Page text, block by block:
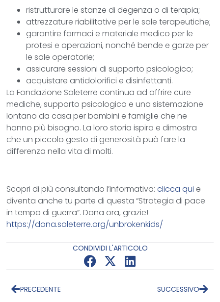
ristrutturare le stanze di degenza o di terapia;
attrezzature riabilitative per le sale terapeutiche;
garantire farmaci e materiale medico per le
protesi e operazioni, nonché bende e garze per
le sale operatorie;
assicurare sessioni di supporto psicologico;
acquistare antidolorifici e disinfettanti.
La Fondazione Soleterre continua ad offrire cure
mediche, supporto psicologico e una sistemazione
lontano da casa per bambini e famiglie che ne
hanno più bisogno. La loro storia ispira e dimostra
che un piccolo gesto di generosità può fare la
differenza nella vita di molti.
Scopri di più consultando l’informativa:clicca qui e
diventa anche tu parte di questa “Strategia di pace
in tempo di guerra”. Dona ora, grazie!
https://dona.soleterre.org/unbrokenkids/
CONDIVIDI L'ARTICOLO
PRECEDENTE SUCCESSIVO